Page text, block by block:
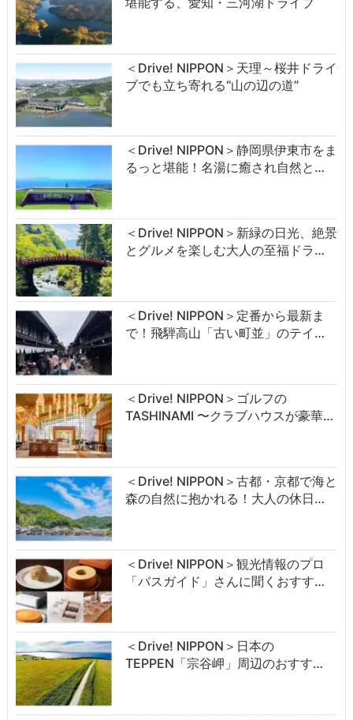
＜Drive! NIPPON＞天理～桜井ドライ
ブでも立ち寄れる“山の辺の道”
＜Drive! NIPPON＞静岡県伊東市をま
るっと堪能！名湯に癒され自然と…
＜Drive! NIPPON＞新緑の日光、絶景
とグルメを楽しむ大人の至福ドラ…
＜Drive! NIPPON＞定番から最新ま
で！飛騨高山「古い町並」のテイ…
＜Drive! NIPPON＞ゴルフの
TASHINAMI 〜クラブハウスが豪華…
＜Drive! NIPPON＞古都・京都で海と
森の自然に抱かれる！大人の休日…
＜Drive! NIPPON＞観光情報のプロ
「バスガイド」さんに聞くおすす…
＜Drive! NIPPON＞日本の
TEPPEN「宗谷岬」周辺のおすす…